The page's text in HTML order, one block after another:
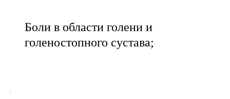
Боли в области голени и
голеностопного сустава;